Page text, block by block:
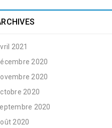
2021
2020
2020
2020
2020
2020